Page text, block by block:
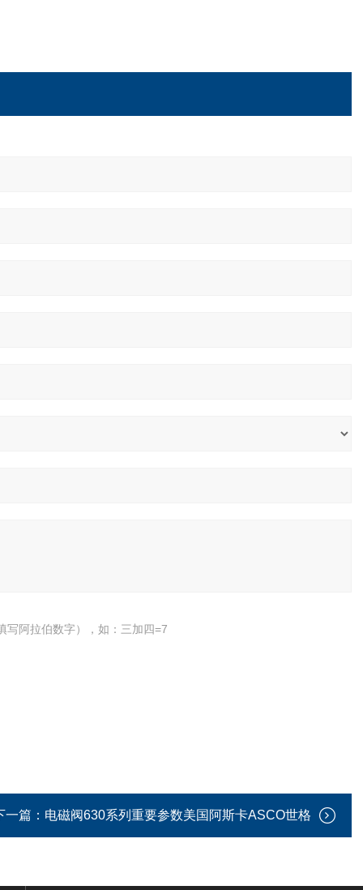
写阿拉伯数字），如：三加四=7
一篇： 电磁阀630系列重要参数美国阿斯卡ASCO世格